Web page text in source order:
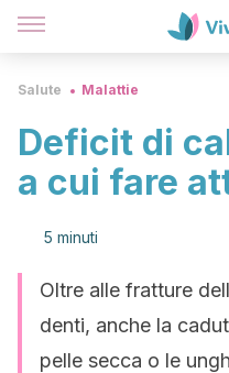
Salute Malattie
Deficit di
a cui fare
5 minuti
Oltre alle fratture
denti, anche la
pelle secca o le